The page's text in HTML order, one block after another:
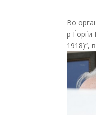
Во
р Ѓорѓи
1918)“,